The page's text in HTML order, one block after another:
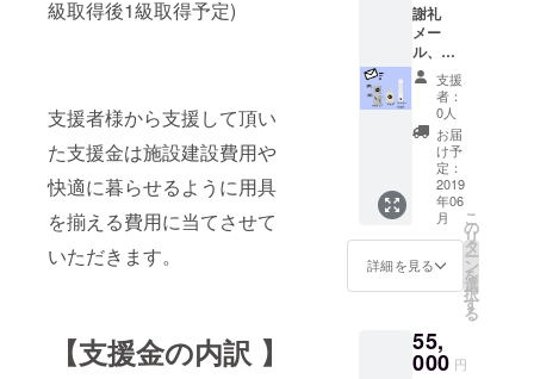
級取得後1級取得予定)
支援者様から支援して頂い
た支援金は施設建設費用や
快適に暮らせるように用具
を揃える費用に当てさせて
いただきます。
【支援金の内訳 】
謝礼
メー
ル、オ
リジナ
ルポス
トカー
ド、オ
リジナ
ルマグ
カッ
プ、オ
リジナ
ルバッ
グ、オ
リジナ
ルマフ
オル
支援
者：
0人
お届
け予
定：
2019
年06
月
詳細を見る
こ
の
リ
タ
ー
ン
を
選
択
す
る
55,
000 円